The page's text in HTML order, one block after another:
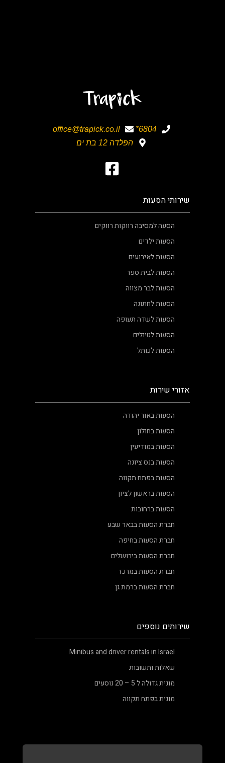
6804*
office@trapick.co.il
הפלדה 12 בת ים
שירותי הסעות
הסעה למסיבה רווקות רווקים
הסעות ילדים
הסעות לאירועים
הסעות לבית ספר
הסעות לבר מצווה
הסעות לחתונה
הסעות לשדה תעופה
הסעות לטיולים
הסעות לכותל
אזורי שירות
הסעות באור יהודה
הסעות בחולון
הסעות במודיעין
הסעות בנס ציונה
הסעות בפתח תקווה
הסעות בראשון לציון
הסעות ברחובות
חברת הסעות בבאר שבע
חברת הסעות בחיפה
חברת הסעות בירושלים
חברת הסעות במרכז
חברת הסעות ברמת גן
שירותים נוספים
Minibus and driver rentals in Israel
שאלות ותשובות
מונית גדולה ל 5 – 20 נוסעים
מונית בפתח תקווה